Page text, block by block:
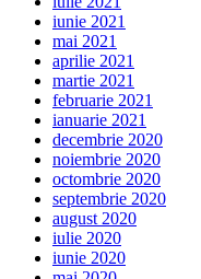
iunie 2021
mai 2021
aprilie 2021
martie 2021
februarie 2021
ianuarie 2021
decembrie 2020
noiembrie 2020
octombrie 2020
septembrie 2020
august 2020
iulie 2020
iunie 2020